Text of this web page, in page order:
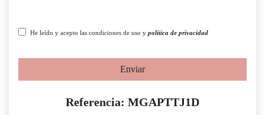
He leído y acepto las condiciones de uso y política de privacidad
Enviar
Referencia: MGAPTTJ1D